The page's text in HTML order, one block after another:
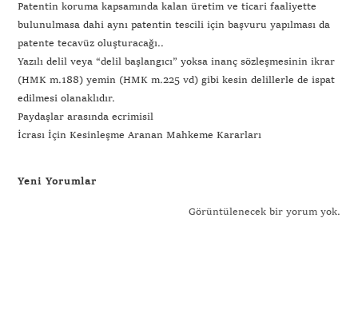
Patentin koruma kapsamında kalan üretim ve ticari faaliyette
bulunulmasa dahi aynı patentin tescili için başvuru yapılması da
patente tecavüz oluşturacağı..
Yazılı delil veya “delil başlangıcı” yoksa inanç sözleşmesinin ikrar
(HMK m.188) yemin (HMK m.225 vd) gibi kesin delillerle de ispat
edilmesi olanaklıdır.
Paydaşlar arasında ecrimisil
İcrası İçin Kesinleşme Aranan Mahkeme Kararları
Yeni Yorumlar
Görüntülenecek bir yorum yok.